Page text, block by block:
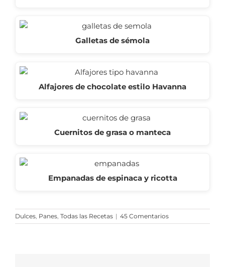
Galletas de sémola
Alfajores de chocolate estilo Havanna
Cuernitos de grasa o manteca
Empanadas de espinaca y ricotta
Dulces, Panes, Todas las Recetas | 45 Comentarios